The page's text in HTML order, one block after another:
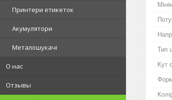
Принтери етикеток
Акумулятори
Металошукачі
О нас
Отзывы
Тип
Кут